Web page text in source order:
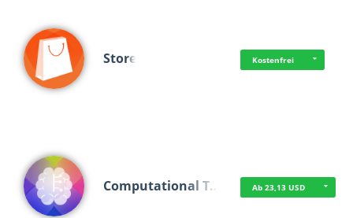
Store Kostenfrei
Computational T… Ab 23,13 USD